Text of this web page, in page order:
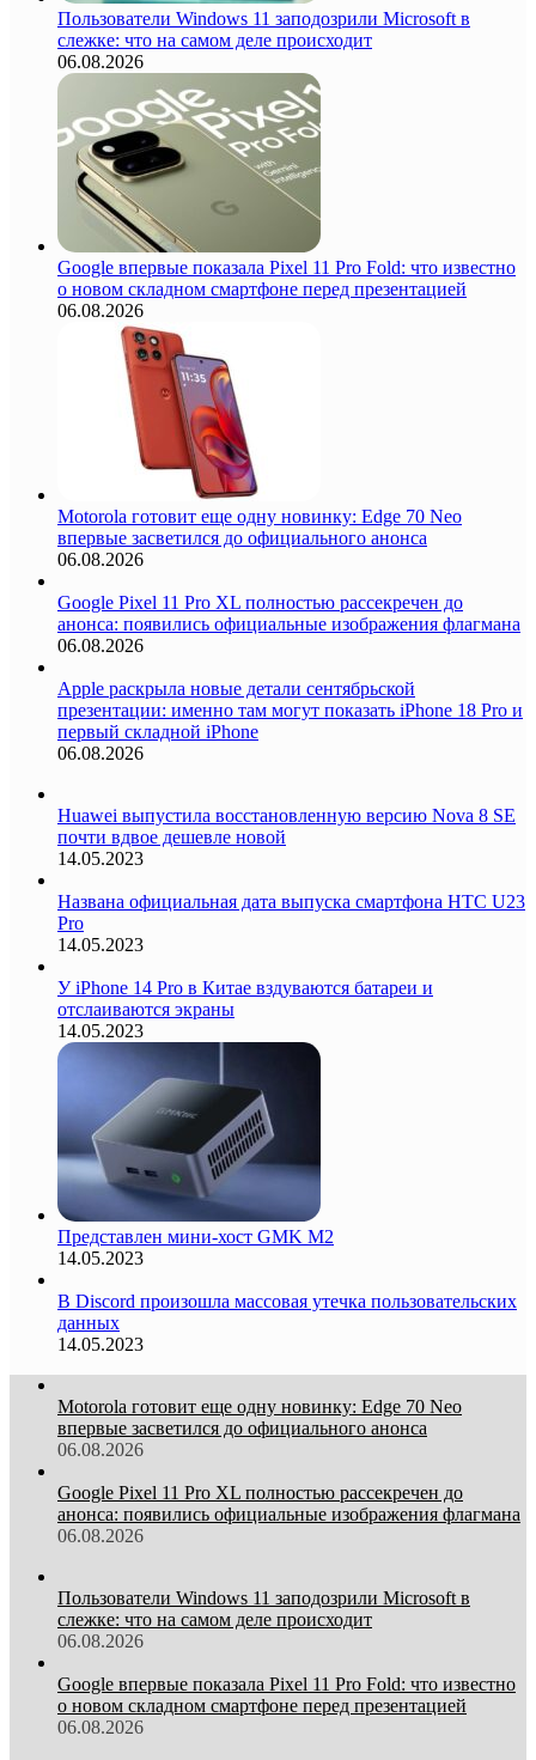
Пользователи Windows 11 заподозрили Microsoft в
слежке: что на самом деле происходит
06.08.2026
Google впервые показала Pixel 11 Pro Fold: что известно
о новом складном смартфоне перед презентацией
06.08.2026
Motorola готовит еще одну новинку: Edge 70 Neo
впервые засветился до официального анонса
06.08.2026
Google Pixel 11 Pro XL полностью рассекречен до
анонса: появились официальные изображения флагмана
06.08.2026
Apple раскрыла новые детали сентябрьской
презентации: именно там могут показать iPhone 18 Pro и
первый складной iPhone
06.08.2026
Huawei выпустила восстановленную версию Nova 8 SE
почти вдвое дешевле новой
14.05.2023
Названа официальная дата выпуска смартфона HTC U23
Pro
14.05.2023
У iPhone 14 Pro в Китае вздуваются батареи и
отслаиваются экраны
14.05.2023
Представлен мини-хост GMK M2
14.05.2023
В Discord произошла массовая утечка пользовательских
данных
14.05.2023
Motorola готовит еще одну новинку: Edge 70 Neo
впервые засветился до официального анонса
06.08.2026
Google Pixel 11 Pro XL полностью рассекречен до
анонса: появились официальные изображения флагмана
06.08.2026
Пользователи Windows 11 заподозрили Microsoft в
слежке: что на самом деле происходит
06.08.2026
Google впервые показала Pixel 11 Pro Fold: что известно
о новом складном смартфоне перед презентацией
06.08.2026